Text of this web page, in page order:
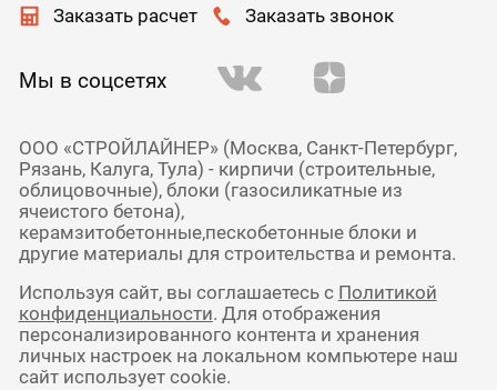
Заказать расчет Заказать звонок
Мы в соцсетях
ООО «СТРОЙЛАЙНЕР» (Москва, Санкт-Петербург,
Рязань, Калуга, Тула) - кирпичи (строительные,
облицовочные), блоки (газосиликатные из
ячеистого бетона),
керамзитобетонные,пескобетонные блоки и
другие материалы для строительства и ремонта.
Используя сайт, вы соглашаетесь с Политикой
конфиденциальности. Для отображения
персонализированного контента и хранения
личных настроек на локальном компьютере наш
сайт использует cookie.